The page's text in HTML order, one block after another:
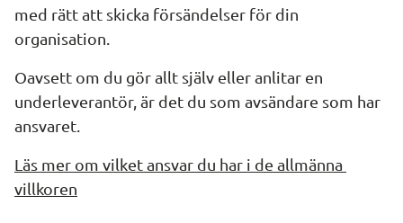
med rätt att skicka försändelser för din
organisation.
Oavsett om du gör allt själv eller anlitar en
underleverantör, är det du som avsändare som har
ansvaret.
Läs mer om vilket ansvar du har i de allmänna
villkoren